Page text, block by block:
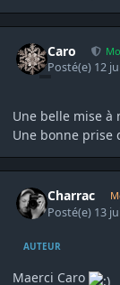
Caro
Posté(e) 12
Une belle mise à
Une bonne prise
Charrac
Posté(e) 13
AUTEUR
Maerci Caro